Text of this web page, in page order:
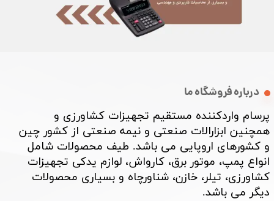
درباره فروشگاه ما
پرسام واردکننده مستقیم تجهیزات کشاورزی و
همچنین ابزارالات صنعتی و نیمه صنعتی از کشور چین
و کشورهای اروپایی می باشد. طیف محصولات شامل
انواع پمپ، موتور برق، کارواش، لوازم یدکی تجهیزات
کشاورزی، تیلر، خازن، شناورچاه و بسیاری محصولات
دیگر می باشد. ​​​​​​​